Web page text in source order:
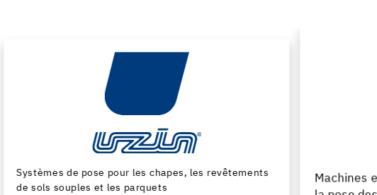
Machines et outils pour la preparation du support et
la pose des revêtements de sol
Gamme